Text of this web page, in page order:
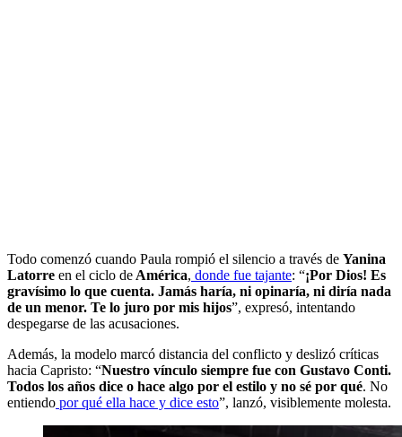
Todo comenzó cuando Paula rompió el silencio a través de Yanina
Latorre en el ciclo de América, donde fue tajante: “¡Por Dios! Es
gravísimo lo que cuenta. Jamás haría, ni opinaría, ni diría nada
de un menor. Te lo juro por mis hijos”, expresó, intentando
despegarse de las acusaciones.
Además, la modelo marcó distancia del conflicto y deslizó críticas
hacia Capristo: “Nuestro vínculo siempre fue con Gustavo Conti.
Todos los años dice o hace algo por el estilo y no sé por qué. No
entiendo por qué ella hace y dice esto”, lanzó, visiblemente molesta.